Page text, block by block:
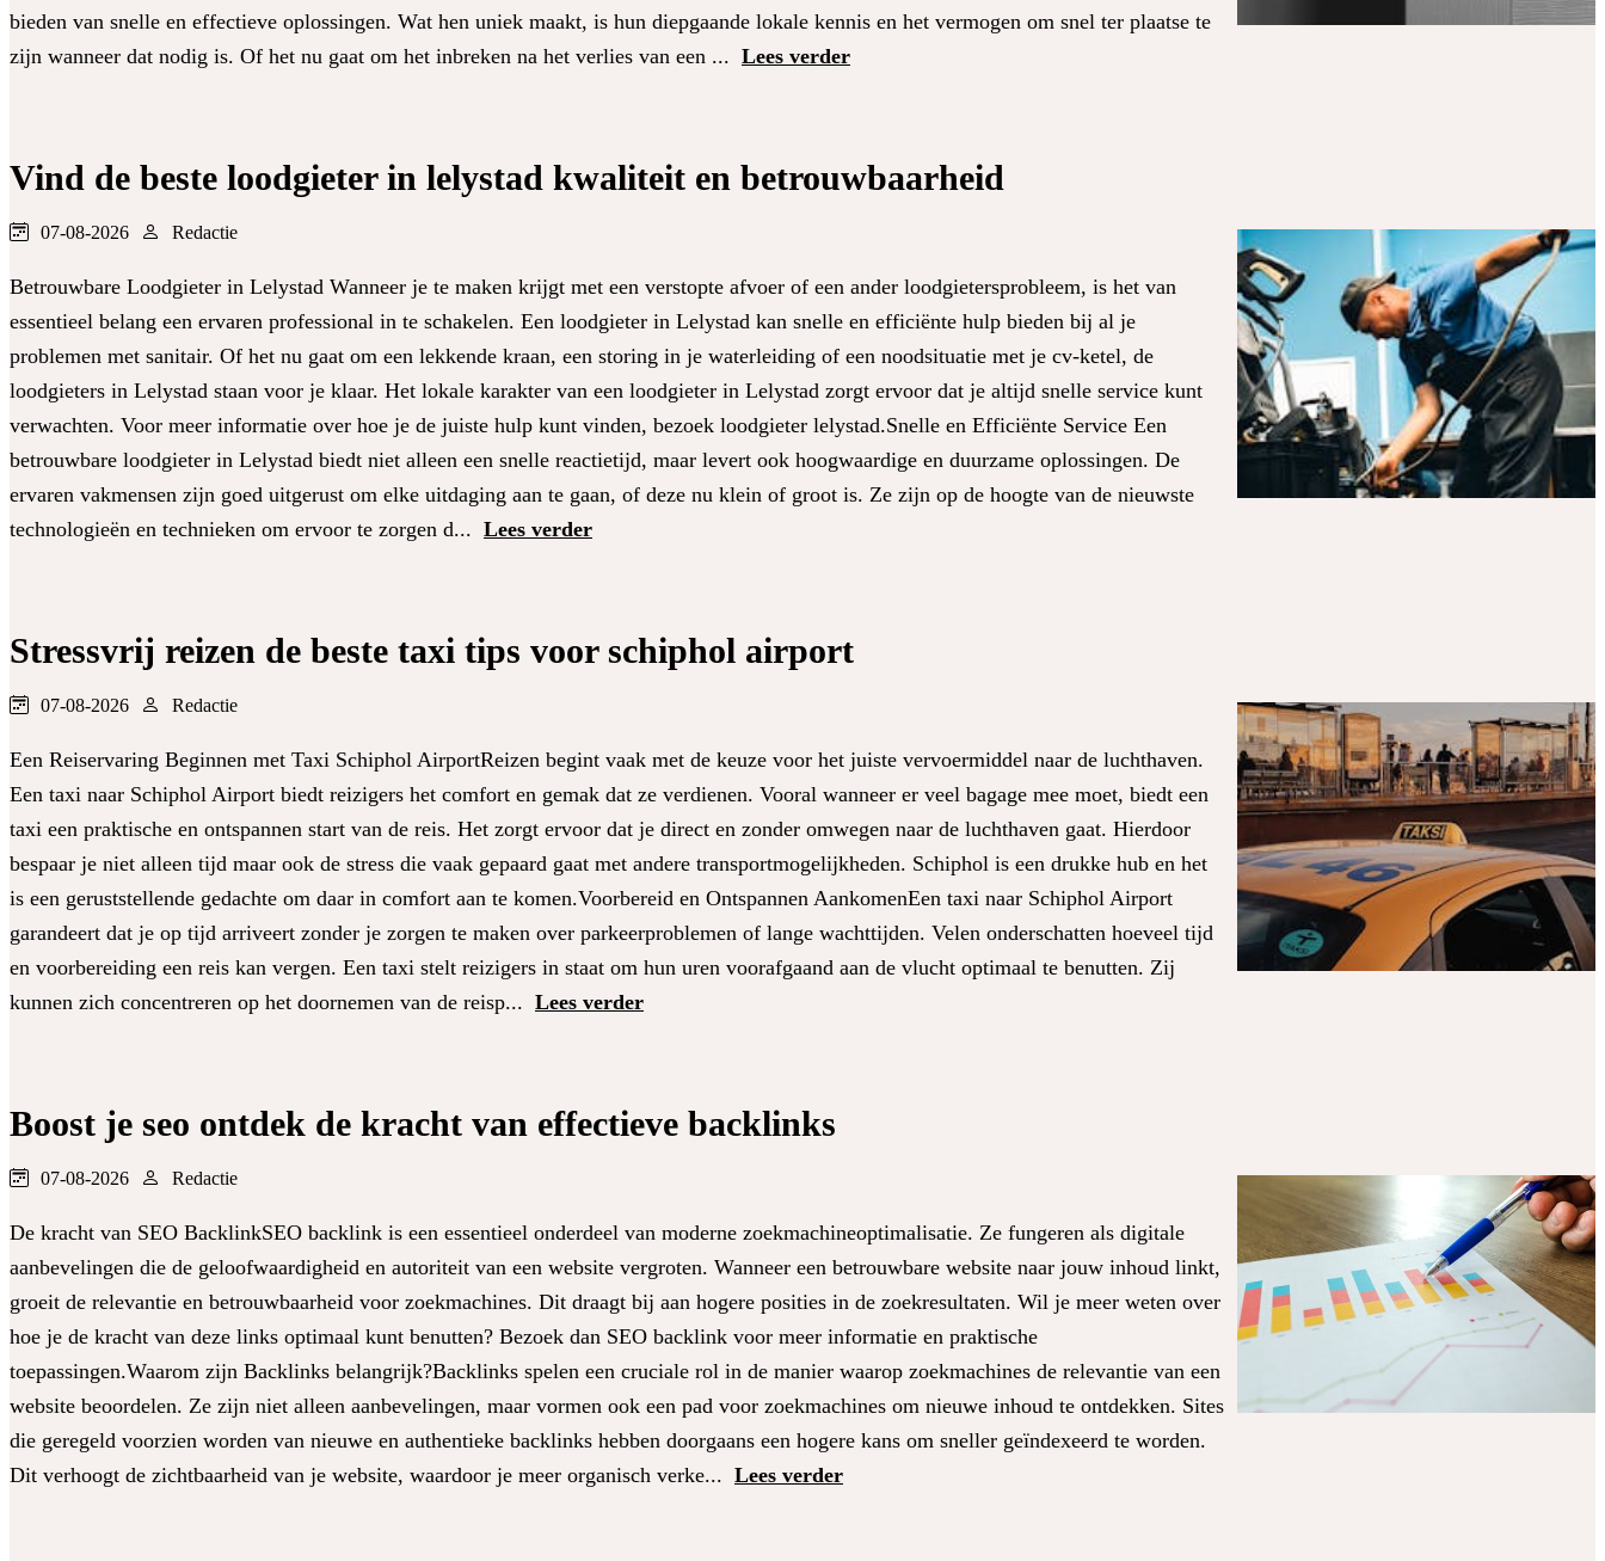
bieden van snelle en effectieve oplossingen. Wat hen uniek maakt, is hun diepgaande lokale kennis en het vermogen om snel ter plaatse te
zijn wanneer dat nodig is. Of het nu gaat om het inbreken na het verlies van een ... Lees verder
Vind de beste loodgieter in lelystad kwaliteit en betrouwbaarheid
07-08-2026 Redactie
Betrouwbare Loodgieter in Lelystad Wanneer je te maken krijgt met een verstopte afvoer of een ander loodgietersprobleem, is het van
essentieel belang een ervaren professional in te schakelen. Een loodgieter in Lelystad kan snelle en efficiënte hulp bieden bij al je
problemen met sanitair. Of het nu gaat om een lekkende kraan, een storing in je waterleiding of een noodsituatie met je cv-ketel, de
loodgieters in Lelystad staan voor je klaar. Het lokale karakter van een loodgieter in Lelystad zorgt ervoor dat je altijd snelle service kunt
verwachten. Voor meer informatie over hoe je de juiste hulp kunt vinden, bezoek loodgieter lelystad.Snelle en Efficiënte Service Een
betrouwbare loodgieter in Lelystad biedt niet alleen een snelle reactietijd, maar levert ook hoogwaardige en duurzame oplossingen. De
ervaren vakmensen zijn goed uitgerust om elke uitdaging aan te gaan, of deze nu klein of groot is. Ze zijn op de hoogte van de nieuwste
technologieën en technieken om ervoor te zorgen d... Lees verder
Stressvrij reizen de beste taxi tips voor schiphol airport
07-08-2026 Redactie
Een Reiservaring Beginnen met Taxi Schiphol AirportReizen begint vaak met de keuze voor het juiste vervoermiddel naar de luchthaven.
Een taxi naar Schiphol Airport biedt reizigers het comfort en gemak dat ze verdienen. Vooral wanneer er veel bagage mee moet, biedt een
taxi een praktische en ontspannen start van de reis. Het zorgt ervoor dat je direct en zonder omwegen naar de luchthaven gaat. Hierdoor
bespaar je niet alleen tijd maar ook de stress die vaak gepaard gaat met andere transportmogelijkheden. Schiphol is een drukke hub en het
is een geruststellende gedachte om daar in comfort aan te komen.Voorbereid en Ontspannen AankomenEen taxi naar Schiphol Airport
garandeert dat je op tijd arriveert zonder je zorgen te maken over parkeerproblemen of lange wachttijden. Velen onderschatten hoeveel tijd
en voorbereiding een reis kan vergen. Een taxi stelt reizigers in staat om hun uren voorafgaand aan de vlucht optimaal te benutten. Zij
kunnen zich concentreren op het doornemen van de reisp... Lees verder
Boost je seo ontdek de kracht van effectieve backlinks
07-08-2026 Redactie
De kracht van SEO BacklinkSEO backlink is een essentieel onderdeel van moderne zoekmachineoptimalisatie. Ze fungeren als digitale
aanbevelingen die de geloofwaardigheid en autoriteit van een website vergroten. Wanneer een betrouwbare website naar jouw inhoud linkt,
groeit de relevantie en betrouwbaarheid voor zoekmachines. Dit draagt bij aan hogere posities in de zoekresultaten. Wil je meer weten over
hoe je de kracht van deze links optimaal kunt benutten? Bezoek dan SEO backlink voor meer informatie en praktische
toepassingen.Waarom zijn Backlinks belangrijk?Backlinks spelen een cruciale rol in de manier waarop zoekmachines de relevantie van een
website beoordelen. Ze zijn niet alleen aanbevelingen, maar vormen ook een pad voor zoekmachines om nieuwe inhoud te ontdekken. Sites
die geregeld voorzien worden van nieuwe en authentieke backlinks hebben doorgaans een hogere kans om sneller geïndexeerd te worden.
Dit verhoogt de zichtbaarheid van je website, waardoor je meer organisch verke... Lees verder